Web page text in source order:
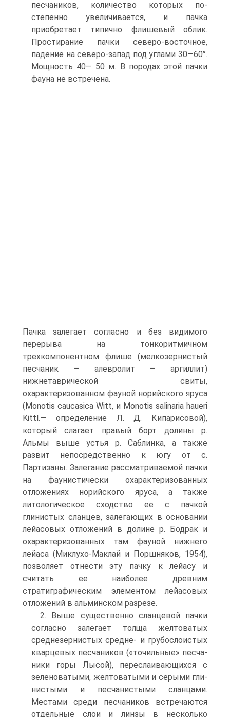
песчаников, количество которых по­
степенно увеличивается, и пачка
приобретает типично флишевый облик.
Простирание пачки северо-восточное,
падение на северо-запад под углами 30—60°.
Мощность 40— 50 м. В породах этой пачки
фауна не встречена.
Пачка залегает согласно и без види­мого
перерыва на тонкоритмичном
трехкомпонентном флише (мелкозернистый
песча­ник — алевролит — аргиллит)
нижнетаврической свиты,
охарактеризованном фауной норийского яруса
(Monotis caucasica Witt, и Monotis salinaria haueri
Kittl.— определение Л. Д. Кипарисовой),
который слагает правый борт долины р.
Альмы выше устья р. Саблинка, а также
развит непосредственно к югу от с.
Партизаны. Залегание рассматриваемой пачки
на фаунистически охарактеризованных
отложениях норийского яруса, а также
литологическое сходство ее с пачкой
глинистых сланцев, залегающих в основании
лейасовых отложений в долине р. Бодрак и
охарактеризо­ванных там фауной нижнего
лейаса (Миклухо-Маклай и Поршняков, 1954),
позво­ляет отнести эту пачку к лейасу и
считать ее наиболее древним
стратиграфическим элементом лейасовых
отложений в альминском разрезе.
2. Выше существенно сланцевой пачки
согласно залегает толща желтоватых
среднезернистых средне- и грубослоистых
кварцевых песчаников («точильные» песча­
ники горы Лысой), переслаивающихся с
зеленоватыми, желтоватыми и серыми гли­
нистыми и песчанистыми сланцами.
Местами среди песчаников встречаются
отдельные слои и линзы в несколько